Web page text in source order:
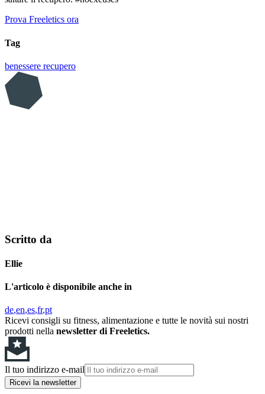
Prova Freeletics ora
Tag
benessere recupero
Scritto da
Ellie
L'articolo è disponibile anche in
de en es fr pt
Ricevi consigli su fitness, alimentazione e tutte le novità sui nostri
prodotti nella newsletter di Freeletics.
Il tuo indirizzo e-mail
Ricevi la newsletter